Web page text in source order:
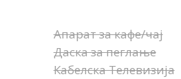
Апарат за кафе/чај
Даска за пеглање
Кабелска Телевизија